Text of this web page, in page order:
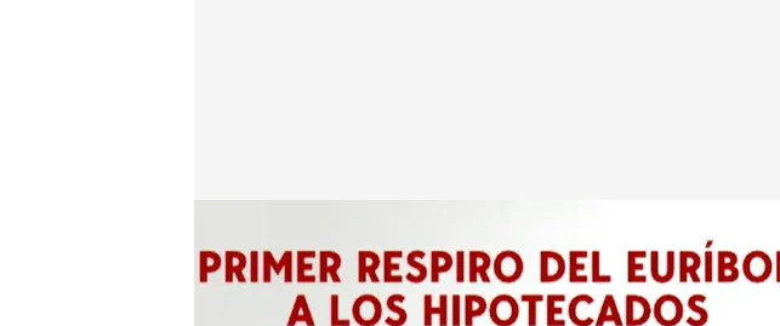
Redacción digital Noticias Cuatro
30 ABR 2024 - 17:45h.